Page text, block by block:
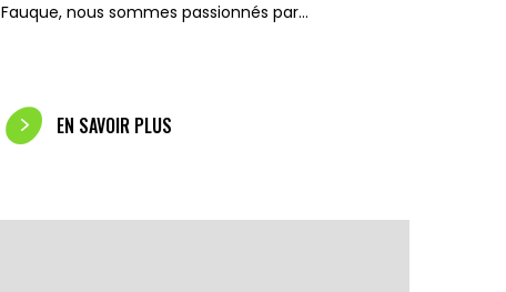
Fauque, nous sommes passionnés par…
EN SAVOIR PLUS